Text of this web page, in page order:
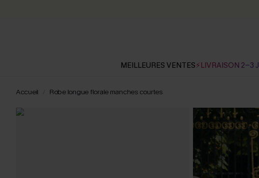
MEILLEURES VENTES⚡LIVRAISON 2-3 J
Accueil Robe longue florale manches courtes